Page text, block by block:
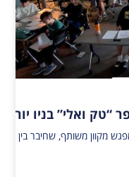
ואלי” בניו יורק
יורק. המפגש העניק לתלמידים הזדמנות ייחודית להיחשף לאתגרים, להזדמנויות, לתקוות ולחששות